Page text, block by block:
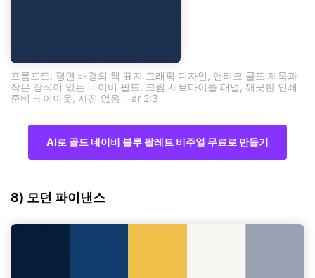
프롬프트: 평면 배경의 책 표지 그래픽 디자인, 앤티크 골드 제목과
작은 장식이 있는 네이비 필드, 크림 서브타이틀 패널, 깨끗한 인쇄
준비 레이아웃, 사진 없음 --ar 2:3
AI로 골드 네이비 블루 팔레트 비주얼 무료로 만들기
8) 모던 파이낸스